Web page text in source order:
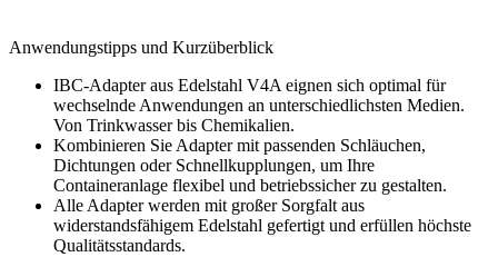
Anwendungstipps und Kurzüberblick
IBC-Adapter aus Edelstahl V4A eignen sich optimal für
wechselnde Anwendungen an unterschiedlichsten Medien.
Von Trinkwasser bis Chemikalien.
Kombinieren Sie Adapter mit passenden Schläuchen,
Dichtungen oder Schnellkupplungen, um Ihre
Containeranlage flexibel und betriebssicher zu gestalten.
Alle Adapter werden mit großer Sorgfalt aus
widerstandsfähigem Edelstahl gefertigt und erfüllen höchste
Qualitätsstandards.